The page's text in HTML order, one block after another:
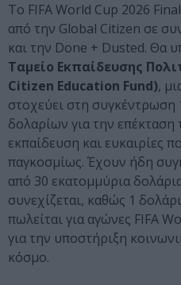
Το FIFA World Cup 2026
από την Global Citizen σε
και την Done + Dusted. Θα
Ταμείο Εκπαίδευσης
Citizen Education Fund),
στοχεύει στη συγκέντρωση
δολαρίων για την
εκπαίδευση και ευκαιρίες
παγκοσμίως. Έχουν ήδη
από 30 εκατομμύρια
συνεχίζεται, καθώς 1
πωλείται για αγώνες FIFA
για την υποστήριξη
κόσμο.